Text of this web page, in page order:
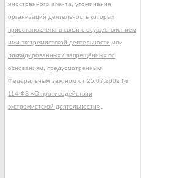
иностранного агента , упоминания
организаций деятельность которых
приостановлена в связи с осуществлением
ими экстремистской деятельности или
ликвидированных / запрещённых по
основаниям, предусмотренным
Федеральным законом от 25.07.2002 №
114-ФЗ «О противодействии
экстремистской деятельности»